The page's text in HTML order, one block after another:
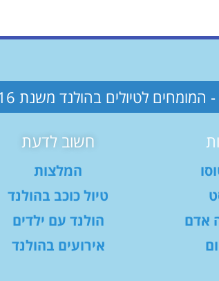
- המומחים לטיולים בהולנד משנת 2016
אדם
חשוב לדעת
המלצות
טיול כוכב בהולנד
הולנד עם ילדים
אירועים בהולנד